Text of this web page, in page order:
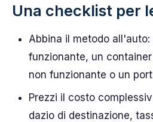
Una checklist per
Abbina il metodo all'auto:
funzionante, un
non funzionante o un
Prezzi il costo
dazio di destinazione,